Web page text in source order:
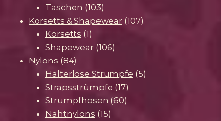
Taschen 103103
Produkte
Korsetts & Shapewear 107107
Korsetts 11
Produkt
Shapewear 106106
Nylons 8484
Produkte
Halterlose Strümpfe 55
Strapsstrümpfe 1717
Produkte
Strumpfhosen 6060
Nahtnylons 1515